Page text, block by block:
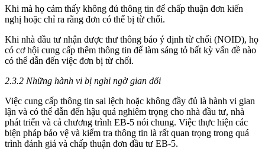
Khi mà họ cảm thấy không đủ thông tin để chấp thuận đơn kiến
nghị hoặc chỉ ra rằng đơn có thể bị từ chối.
Khi nhà đầu tư nhận được thư thông báo ý định từ chối (NOID), họ
có cơ hội cung cấp thêm thông tin để làm sáng tỏ bất kỳ vấn đề nào
có thể dẫn đến việc đơn bị từ chối.
2.3.2 Những hành vi bị nghi ngờ gian dối
Việc cung cấp thông tin sai lệch hoặc không đầy đủ là hành vi gian
lận và có thể dẫn đến hậu quả nghiêm trọng cho nhà đầu tư, nhà
phát triển và cả chương trình EB-5 nói chung. Việc thực hiện các
biện pháp bảo vệ và kiểm tra thông tin là rất quan trọng trong quá
trình đánh giá và chấp thuận đơn đầu tư EB-5.